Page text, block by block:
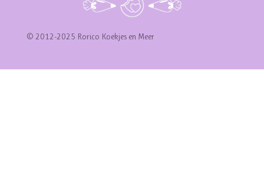
© 2012-2025 Rorico Koekjes en Meer